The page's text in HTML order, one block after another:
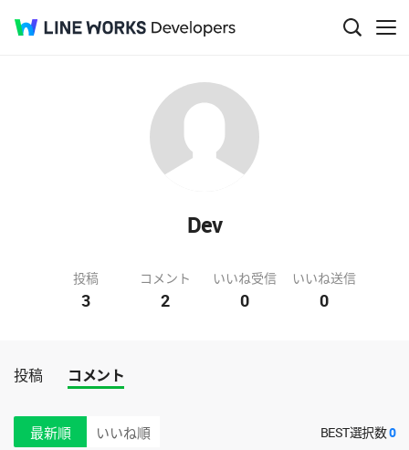
Dev
投稿
3
コメント
2
いいね受信
0
いいね送信
0
投稿 コメント
最新順 いいね順 BEST選択数0